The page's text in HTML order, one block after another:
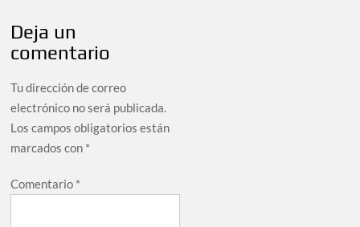
Deja un
comentario
Tu dirección de correo
electrónico no será publicada.
Los campos obligatorios están
marcados con *
Comentario *